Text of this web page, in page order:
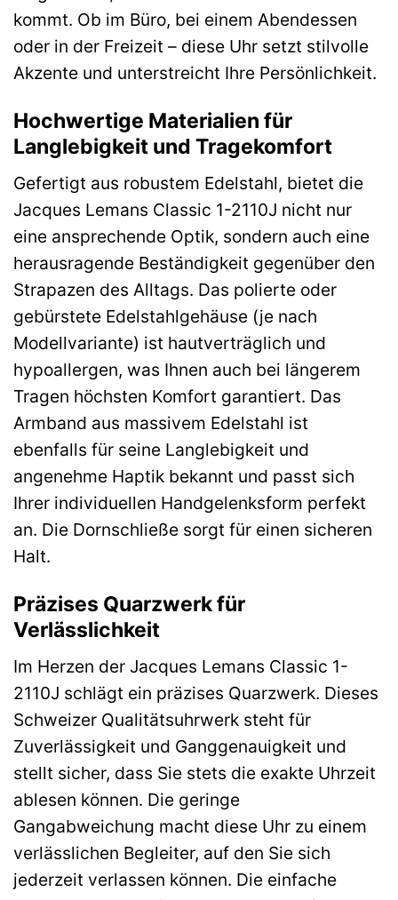
kommt. Ob im Büro, bei einem Abendessen
oder in der Freizeit – diese Uhr setzt stilvolle
Akzente und unterstreicht Ihre Persönlichkeit.
Hochwertige Materialien für
Langlebigkeit und Tragekomfort
Gefertigt aus robustem Edelstahl, bietet die
Jacques Lemans Classic 1-2110J nicht nur
eine ansprechende Optik, sondern auch eine
herausragende Beständigkeit gegenüber den
Strapazen des Alltags. Das polierte oder
gebürstete Edelstahlgehäuse (je nach
Modellvariante) ist hautverträglich und
hypoallergen, was Ihnen auch bei längerem
Tragen höchsten Komfort garantiert. Das
Armband aus massivem Edelstahl ist
ebenfalls für seine Langlebigkeit und
angenehme Haptik bekannt und passt sich
Ihrer individuellen Handgelenksform perfekt
an. Die Dornschließe sorgt für einen sicheren
Halt.
Präzises Quarzwerk für
Verlässlichkeit
Im Herzen der Jacques Lemans Classic 1-
2110J schlägt ein präzises Quarzwerk. Dieses
Schweizer Qualitätsuhrwerk steht für
Zuverlässigkeit und Ganggenauigkeit und
stellt sicher, dass Sie stets die exakte Uhrzeit
ablesen können. Die geringe
Gangabweichung macht diese Uhr zu einem
verlässlichen Begleiter, auf den Sie sich
jederzeit verlassen können. Die einfache